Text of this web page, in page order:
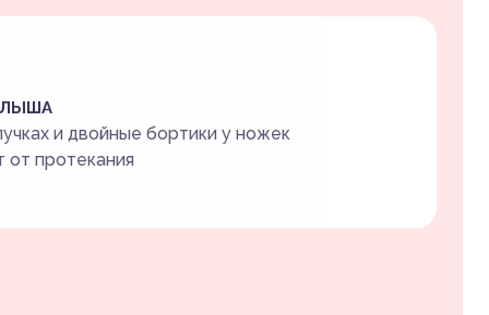
и двойные бортики у ножек
протекания